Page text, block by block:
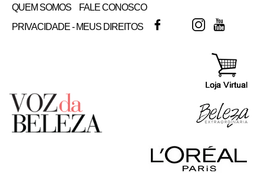
QUEM SOMOS
FALE CONOSCO
PRIVACIDADE - MEUS DIREITOS
FACEBOOKTWITTERINSTAGRAM